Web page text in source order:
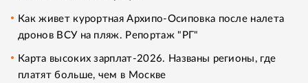
Как живет курортная Архипо-Осиповка после налета
дронов ВСУ на пляж. Репортаж "РГ"
Карта высоких зарплат-2026. Названы регионы, где
платят больше, чем в Москве